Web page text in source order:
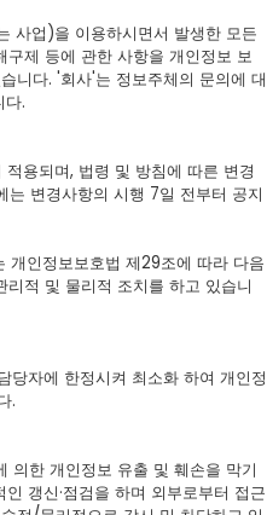
사업)을 이용하시면서 발생한 모든
제 등에 관한 사항을 개인정보 보
니다. '회사'는 정보주체의 문의에 대
다.
용되며, 법령 및 방침에 따른 변경
변경사항의 시행 7일 전부터 공지
개인정보보호법 제29조에 따라 다음
적 및 물리적 조치를 하고 있습니
당자에 한정시켜 최소화 하여 개인정
.
의한 개인정보 유출 및 훼손을 막기
갱신·점검을 하며 외부로부터 접근